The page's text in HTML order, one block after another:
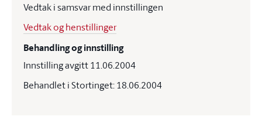
Vedtak i samsvar med innstillingen
Vedtak og henstillinger
Behandling og innstilling
Innstilling avgitt 11.06.2004
Behandlet i Stortinget: 18.06.2004